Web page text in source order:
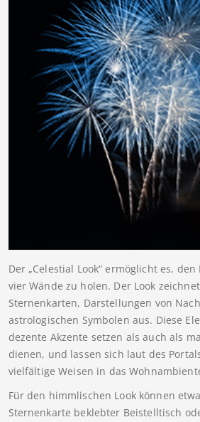
Der „Celestial Look“ ermöglicht es,
vier Wände zu holen. Der Look
Sternenkarten, Darstellungen von
astrologischen Symbolen aus. Diese
dezente Akzente setzen als auch als
dienen, und lassen sich laut des
vielfältige Weisen in das
Für den himmlischen Look können
Sternenkarte beklebter Beistelltisch